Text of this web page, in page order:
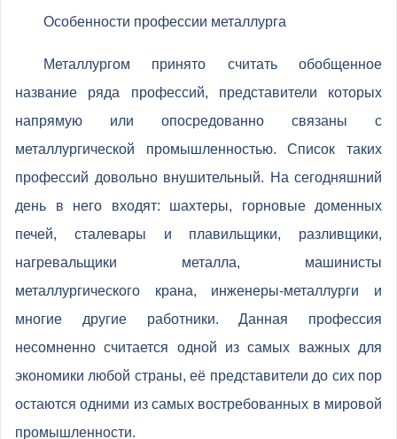
Особенности профессии металлурга
Металлургом принято считать обобщенное
название ряда профессий, представители которых
напрямую или опосредованно связаны с
металлургической промышленностью. Список таких
профессий довольно внушительный. На сегодняшний
день в него входят: шахтеры, горновые доменных
печей, сталевары и плавильщики, разливщики,
нагревальщики металла, машинисты
металлургического крана, инженеры-металлурги и
многие другие работники. Данная профессия
несомненно считается одной из самых важных для
экономики любой страны, её представители до сих пор
остаются одними из самых востребованных в мировой
промышленности.